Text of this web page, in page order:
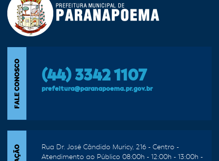
(44) 3342 1107
prefeitura@paranapoema.pr.gov.br
Rua Dr. José Cândido Muricy, 216 - Centro -
Atendimento ao Público 08:00h - 12:00h - 13:00h -